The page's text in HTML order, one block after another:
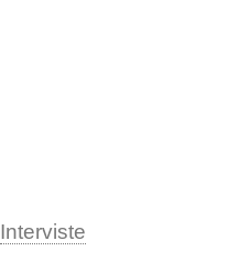
Interviste